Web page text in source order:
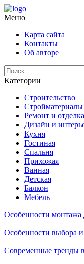
Меню
Карта сайта
Контакты
Об авторе
Категории
Строительство
Стройматериалы
Ремонт и отделка
Дизайн и
Кухня
Гостиная
Спальня
Прихожая
Ванная
Детская
Балкон
Мебель
Особенности монтажа
Особенности выбора
Современные тренды